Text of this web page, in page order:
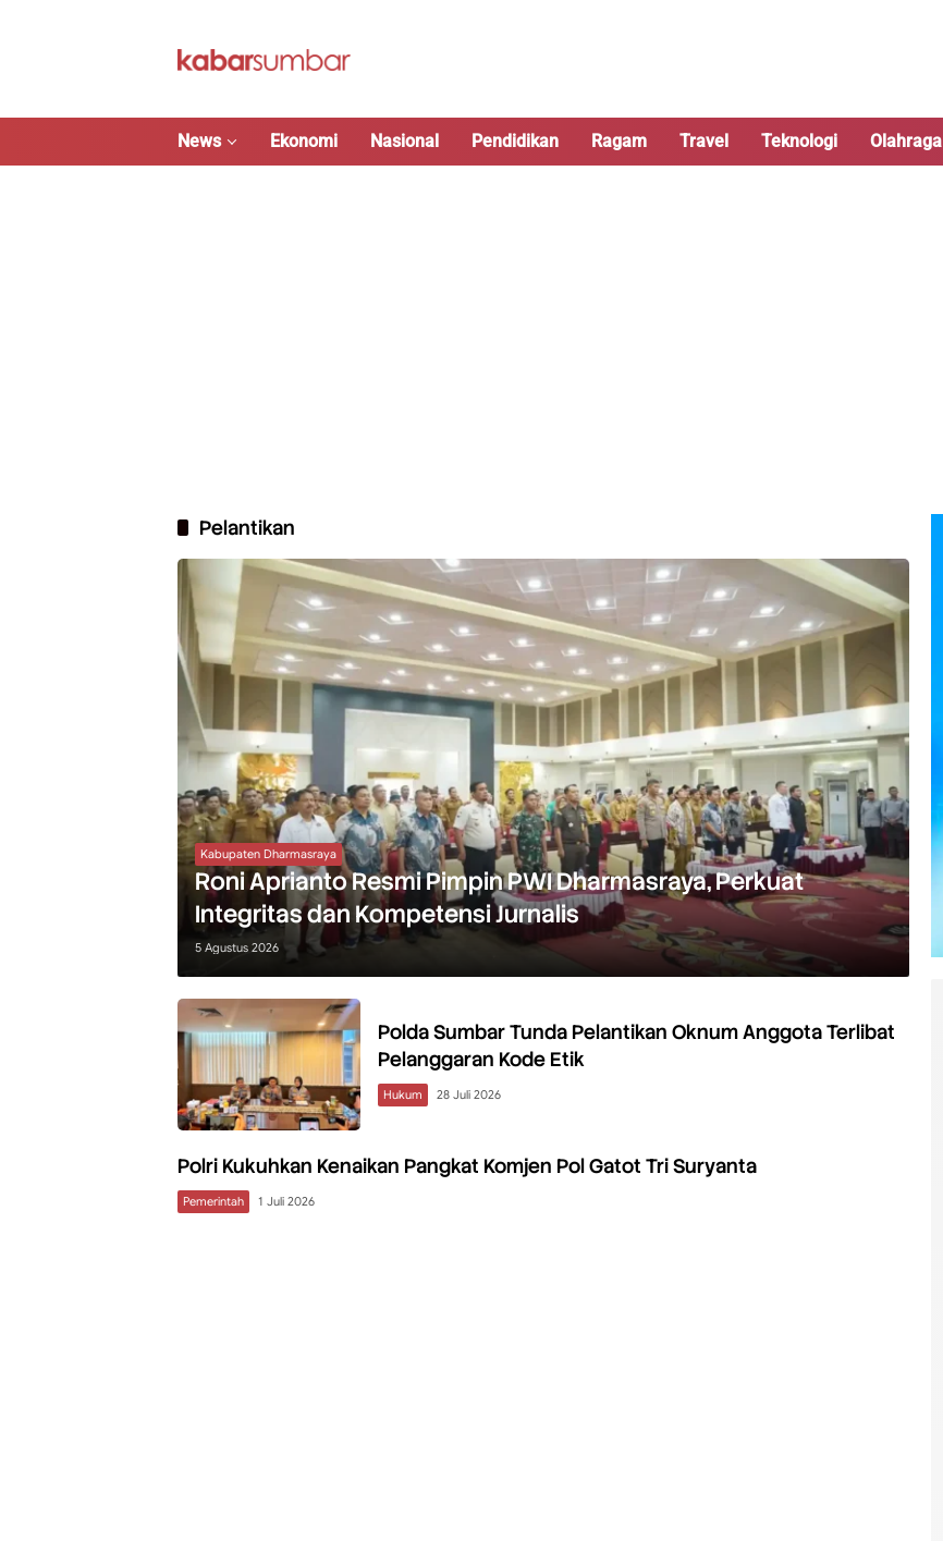
News Ekonomi Nasional Pendidikan Ragam Travel Teknologi Olahraga
Pelantikan
Kabupaten Dharmasraya
Roni Aprianto Resmi Pimpin PWI Dharmasraya, Perkuat
Integritas dan Kompetensi Jurnalis
5 Agustus 2026
Polda Sumbar Tunda Pelantikan Oknum Anggota Terlibat
Pelanggaran Kode Etik
Hukum 28 Juli 2026
Polri Kukuhkan Kenaikan Pangkat Komjen Pol Gatot Tri Suryanta
Pemerintah 1 Juli 2026